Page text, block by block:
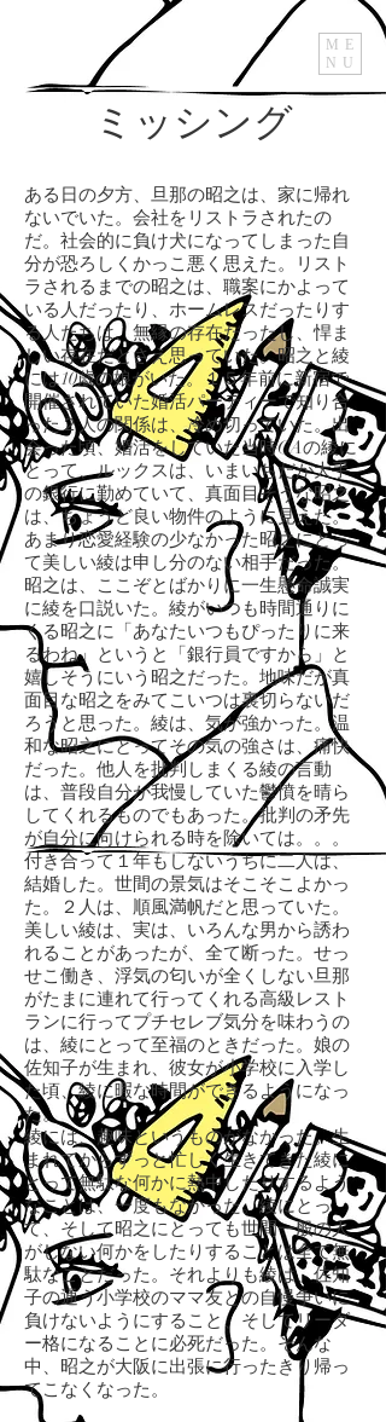
ME
NU
ミッシング
ある日の夕方、旦那の昭之は、家に帰れ
ないでいた。会社をリストラされたの
だ。社会的に負け犬になってしまった自
分が恐ろしくかっこ悪く思えた。リスト
ラされるまでの昭之は、職案にかよって
いる人だったり、ホームレスだったりす
る人たちは、無縁の存在だったし、悍ま
しい存在だとさえ思っていた。昭之と綾
には10歳の娘がいた。１５年前に新宿で
開催されていた婚活パーティーで知り合
った２人の関係は、冷め切っていた。出
会った頃、婚活をしていた当時CAの綾に
とって、ルックスは、いまいちだが大手
の銀行に勤めていて、真面目そうな昭之
は、ちょうど良い物件のように見えた。
あまり恋愛経験の少なかった昭之にとっ
て美しい綾は申し分のない相手だった。
昭之は、ここぞとばかりに一生懸命誠実
に綾を口説いた。綾がいつも時間通りに
くる昭之に「あなたいつもぴったりに来
るわね」というと「銀行員ですから」と
嬉しそうにいう昭之だった。地味だが真
面目な昭之をみてこいつは裏切らないだ
ろうと思った。綾は、気が強かった。温
和な昭之にとってその気の強さは、痛快
だった。他人を批判しまくる綾の言動
は、普段自分が我慢していた鬱憤を晴ら
してくれるものでもあった。批判の矛先
が自分に向けられる時を除いては。。。
付き合って１年もしないうちに二人は、
結婚した。世間の景気はそこそこよかっ
た。２人は、順風満帆だと思っていた。
美しい綾は、実は、いろんな男から誘わ
れることがあったが、全て断った。せっ
せこ働き、浮気の匂いが全くしない旦那
がたまに連れて行ってくれる高級レスト
ランに行ってプチセレブ気分を味わうの
は、綾にとって至福のときだった。娘の
佐知子が生まれ、彼女が小学校に入学し
た頃、綾に暇な時間ができるようになっ
た。
綾には、趣味というものがなかった。生
まれてからずっと忙しく生きてきた綾に
とって無駄な何かに熱中したりするよう
なことは、一度もなかった。綾にとっ
て、そして昭之にとっても世間一般の人
がしない何かをしたりすることは全て無
駄なことだった。それよりも綾は、佐知
子の通う小学校のママ友との自慢争いに
負けないようにすること、そしてリーダ
ー格になることに必死だった。そんな
中、昭之が大阪に出張に行ったきり帰っ
てこなくなった。